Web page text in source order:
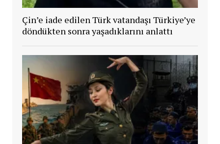
Çin’e iade edilen Türk vatandaşı Türkiye’ye
döndükten sonra yaşadıklarını anlattı